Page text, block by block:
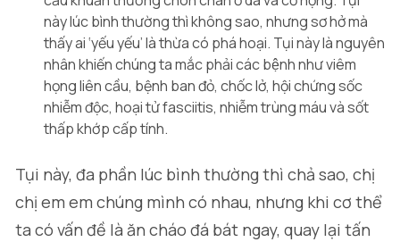
này lúc bình thường thì không sao, nhưng sơ hở mà
thấy ai ‘yếu yếu’ là thừa có phá hoại. Tụi này là nguyên
nhân khiến chúng ta mắc phải các bệnh như viêm
họng liên cầu, bệnh ban đỏ, chốc lở, hội chứng sốc
nhiễm độc, hoại tử fasciitis, nhiễm trùng máu và sốt
thấp khớp cấp tính.
Tụi này, đa phần lúc bình thường thì chả sao, chị
chị em em chúng mình có nhau, nhưng khi cơ thể
ta có vấn đề là ăn cháo đá bát ngay, quay lại tấn